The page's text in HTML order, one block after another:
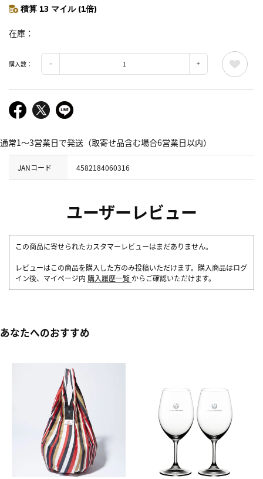
積算 13 マイル (1倍)
在庫
購入数：
通常1～3営業日で発送（取寄せ品含む場合6営業日以内）
JANコード 4582184060316
ユーザーレビュー
この商品に寄せられたカスタマーレビューはまだありません。
レビューはこの商品を購入した方のみ投稿いただけます。購入商品はログ
イン後、マイページ内 購入履歴一覧 からご確認いただけます。
あなたへのおすすめ